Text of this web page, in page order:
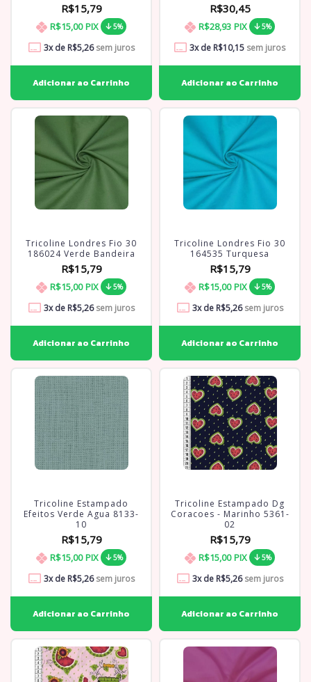
R$15,79
R$15,00 PIX 5%
3x de R$5,26sem juros
R$30,45
R$28,93 PIX 5%
3x de R$10,15 sem juros
Tricoline Londres Fio 30
186024 Verde Bandeira
R$15,79
R$15,00 PIX 5%
3x de R$5,26sem juros
Tricoline Londres Fio 30
164535 Turquesa
R$15,79
R$15,00 PIX 5%
3x de R$5,26sem juros
Tricoline Estampado
Efeitos Verde Agua 8133-
10
R$15,79
R$15,00 PIX 5%
3x de R$5,26sem juros
Tricoline Estampado Dg
Coracoes - Marinho 5361-
02
R$15,79
R$15,00 PIX 5%
3x de R$5,26sem juros